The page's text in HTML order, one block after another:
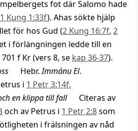
fot där Salomo hade
1 Kung 1:33f). Ahas sökte hjälp
för hos Gud (2 Kung 16:7f, 2
i förlängningen ledde till en
f Kr (vers 8, se kap 36-37).
Hebr.Immánu El.
i 1 Petr 3:14f.
en klippa till fallCiteras av
och av Petrus i 1 Petr 2:8som
i frälsningen av nåd